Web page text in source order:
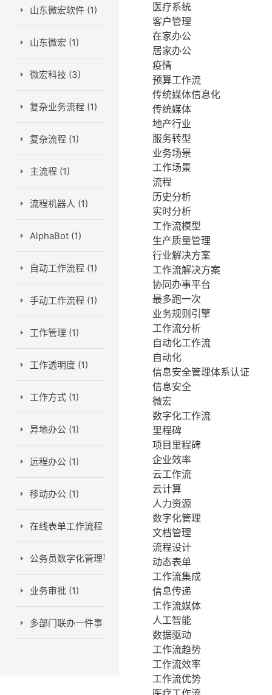
山东微宏软件 (1)
山东微宏 (1)
微宏科技 (3)
复杂业务流程 (1)
复杂流程 (1)
主流程 (1)
流程机器人 (1)
AlphaBot (1)
自动工作流程 (1)
手动工作流程 (1)
工作管理 (1)
工作透明度 (1)
工作方式 (1)
异地办公 (1)
远程办公 (1)
移动办公 (1)
在线表单工作流程 (1)
公务员数字化管理平台 (1)
业务审批 (1)
多部门联办一件事 (2)
医疗系统
客户管理
在家办公
居家办公
疫情
预算工作流
传统媒体信息化
传统媒体
地产行业
服务转型
业务场景
工作场景
流程
历史分析
实时分析
工作流模型
生产质量管理
行业解决方案
工作流解决方案
协同办事平台
最多跑一次
业务规则引擎
工作流分析
自动化工作流
自动化
信息安全管理体系认证
信息安全
微宏
数字化工作流
里程碑
项目里程碑
企业效率
云工作流
云计算
人力资源
数字化管理
文档管理
流程设计
动态表单
工作流集成
信息传递
工作流媒体
人工智能
数据驱动
工作流趋势
工作流效率
工作流优势